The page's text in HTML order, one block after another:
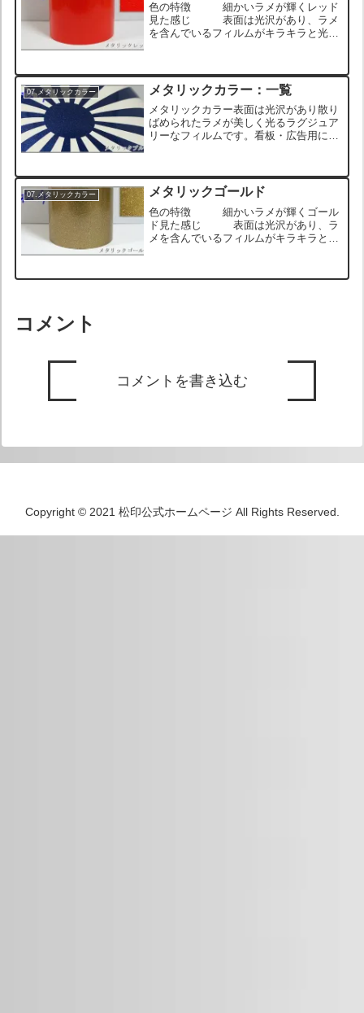
色の特徴 細かいラメが輝くレッド
見た感じ 表面は光沢があり、ラメ
を含んでいるフィルムがキラキラと光る
質感 ロール状のサンプル画像 日章旗/
旭日旗ステッカーのサン...
07.メタリックカラー メタリックカラー：一覧
メタリックカラー表面は光沢があり散り
ばめられたラメが美しく光るラグジュア
リーなフィルムです。看板・広告用に限
耐用年数４年と長期で、レーシングマシ
ン用のカスタムに開発さ...
07.メタリックカラー メタリックゴールド
色の特徴 細かいラメが輝くゴール
ド見た感じ 表面は光沢があり、ラ
メを含んでいるフィルムがキラキラと光
な質感 ロール状のサンプル画像 日章
コメント
コメントを書き込む
Copyright © 2021 松印公式ホームページ All Rights Reserved.